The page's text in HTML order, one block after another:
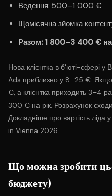
Ведення: 500–1 000 €
Щомісячна зйомка
Разом: 1 800–3 400 €
Нова клієнтка в б'юті-сфері у
Ads приблизно у 8–25 €. Якщо
€, а клієнтка приходить 3–4
300 € на рік. Розрахунок
Докладніше про вартість ліда у
in Vienna 2026.
Що можна зробити
бюджету)